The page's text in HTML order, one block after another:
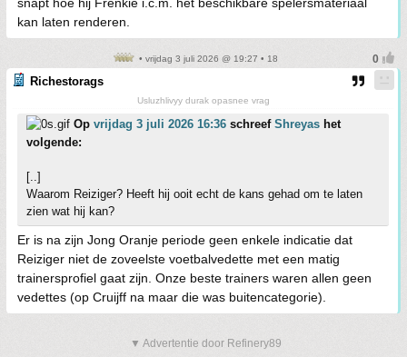
kan laten renderen.
• vrijdag 3 juli 2026 @ 19:27 • 18
Richestorags
Usluzhlivyy durak opasnee vrag
Op vrijdag 3 juli 2026 16:36 schreef Shreyas het
volgende:
[..]
Waarom Reiziger? Heeft hij ooit echt de kans gehad om te laten
zien wat hij kan?
Er is na zijn Jong Oranje periode geen enkele indicatie dat
Reiziger niet de zoveelste voetbalvedette met een matig
trainersprofiel gaat zijn. Onze beste trainers waren allen geen
vedettes (op Cruijff na maar die was buitencategorie).
▼ Advertentie door Refinery89